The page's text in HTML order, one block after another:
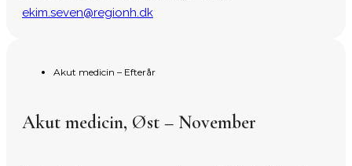
ekim.seven@regionh.dk
Akut medicin – Efterår
Akut medicin, Øst – November